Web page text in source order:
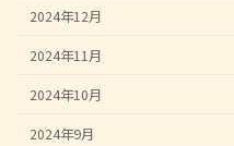
2024年12月
2024年11月
2024年10月
2024年9月